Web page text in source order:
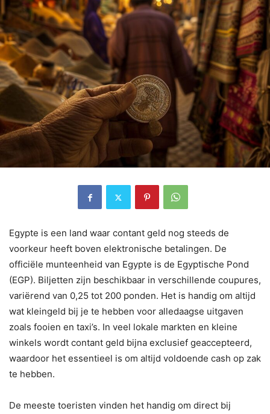
Egypte is een land waar contant geld nog steeds de
voorkeur heeft boven elektronische betalingen. De
officiële munteenheid van Egypte is de Egyptische Pond
(EGP). Biljetten zijn beschikbaar in verschillende coupures,
variërend van 0,25 tot 200 ponden. Het is handig om altijd
wat kleingeld bij je te hebben voor alledaagse uitgaven
zoals fooien en taxi’s. In veel lokale markten en kleine
winkels wordt contant geld bijna exclusief geaccepteerd,
waardoor het essentieel is om altijd voldoende cash op zak
te hebben.
De meeste toeristen vinden het handig om direct bij